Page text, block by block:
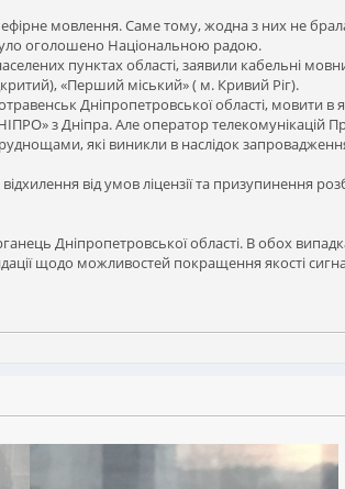
мовлення. Саме тому, жодна з них не
оголошено Національною радою.
пунктах області, заявили кабельні
«Перший міський» ( м. Кривий Ріг).
Дніпропетровської області, мовити
з Дніпра. Але оператор телекомунікацій
які виникли в наслідок
від умов ліцензії та призупинення
Дніпропетровської області. В обох
щодо можливостей покращення якості